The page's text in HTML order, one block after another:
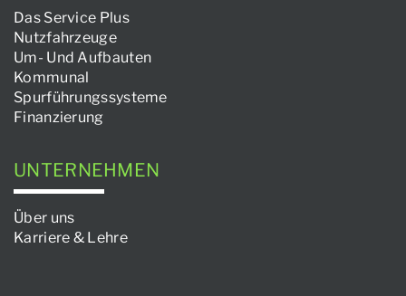
Das Service Plus
Nutzfahrzeuge
Um- Und Aufbauten
Kommunal
Spurführungssysteme
Finanzierung
UNTERNEHMEN
Über uns
Karriere & Lehre